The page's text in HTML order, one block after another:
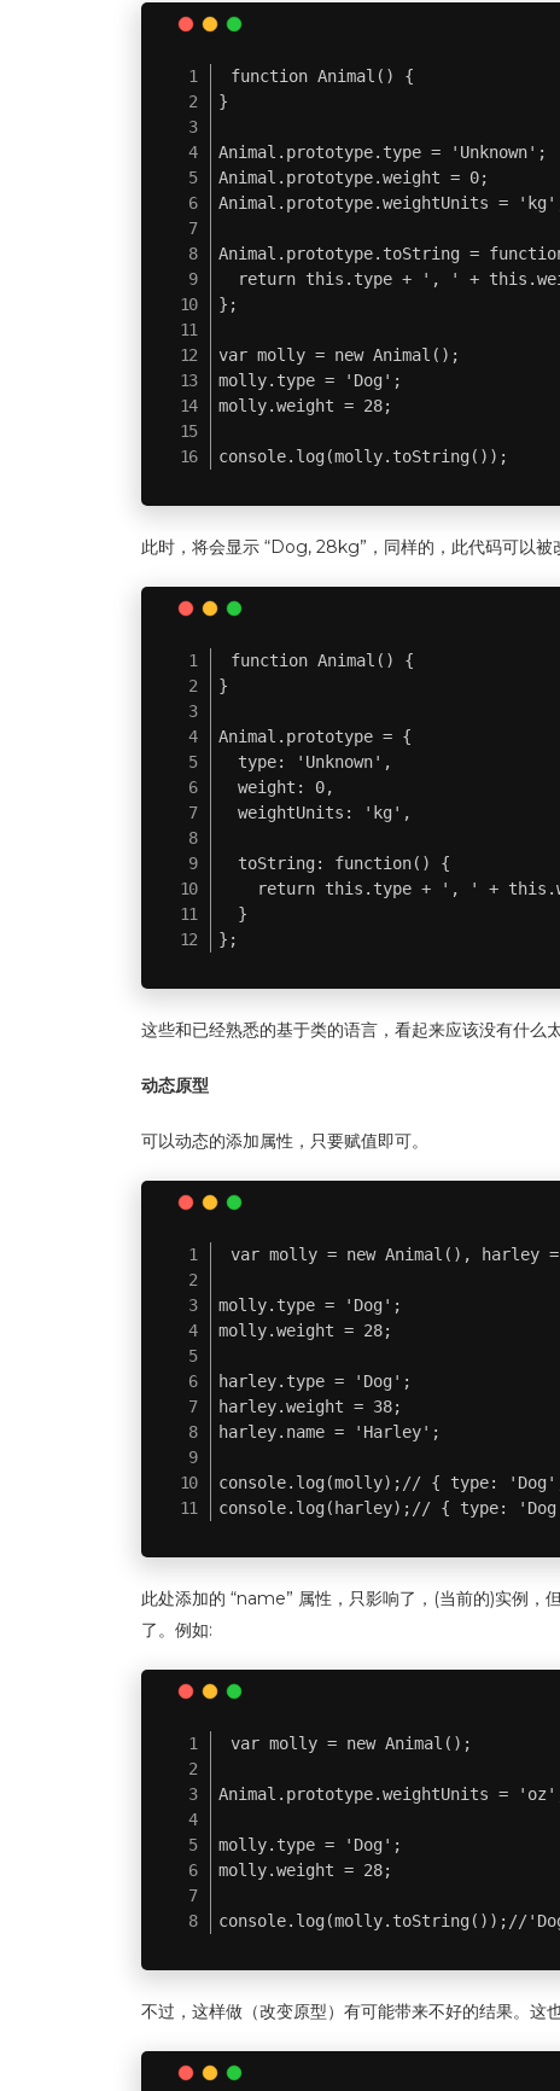
function Animal() {
}
Animal.prototype.type = 'Unknown';
Animal.prototype.weight = 0;
Animal.prototype.weightUnits =
Animal.prototype.toString =
return this.type + ', ' +
};
var molly = new Animal();
molly.type = 'Dog';
molly.weight = 28;
console.log(molly.toString());
此时，将会显示 “Dog, 28kg”，同样的，此代码可以被
function Animal() {
}
Animal.prototype = {
  type: 'Unknown',
  weight: 0,
  weightUnits: 'kg',
  toString: function() {
return this.type + ', ' +
  }
};
这些和已经熟悉的基于类的语言，看起来应该没有什么太
动态原型
可以动态的添加属性，只要赋值即可。
var molly = new Animal(), harley
molly.type = 'Dog';
molly.weight = 28;
harley.type = 'Dog';
harley.weight = 38;
harley.name = 'Harley';
console.log(molly);// { type:
console.log(harley);// { type:
此处添加的 “name” 属性，只影响了，(当前的)实例
了。例如:
var molly = new Animal();
Animal.prototype.weightUnits =
molly.type = 'Dog';
molly.weight = 28;
console.log(molly.toString());//
不过，这样做（改变原型）有可能带来不好的结果。这